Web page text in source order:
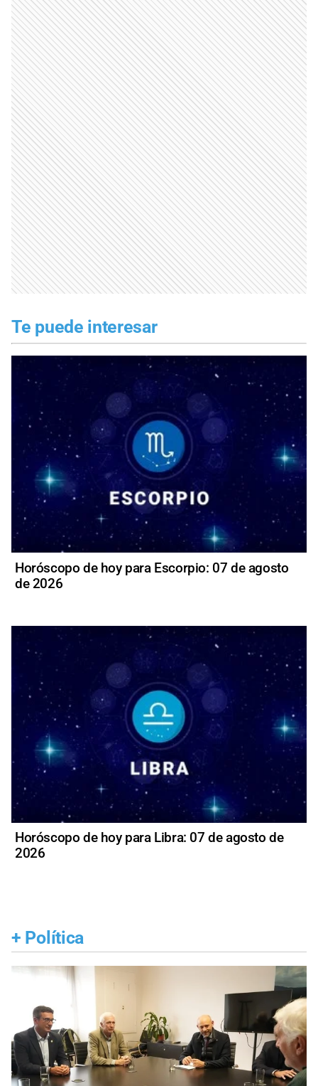
Te puede interesar
Horóscopo de hoy para Escorpio: 07 de agosto
de 2026
Horóscopo de hoy para Libra: 07 de agosto de
2026
+ Política